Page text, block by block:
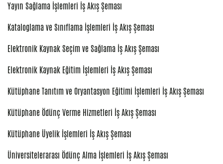
Yayın Sağlama İşlemleri İş Akış Şeması
Kataloglama ve Sınıflama İşlemleri İş Akış Şeması
Elektronik Kaynak Seçim ve Sağlama İş Akış Şeması
Elektronik Kaynak Eğitim İşlemleri İş Akış Şeması
Kütüphane Tanıtım ve Oryantasyon Eğitimi İşlemleri İş Akış Şeması
Kütüphane Ödünç Verme Hizmetleri İş Akış Şeması
Kütüphane Üyelik İşlemleri İş Akış Şeması
Üniversitelerarası Ödünç Alma İşlemleri İş Akış Şeması